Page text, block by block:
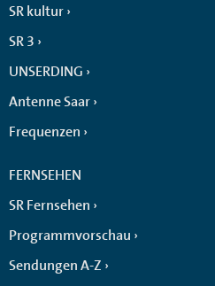
SR kultur
SR 3
UNSERDING
Antenne Saar
Frequenzen
FERNSEHEN
SR Fernsehen
Programmvorschau
Sendungen A-Z